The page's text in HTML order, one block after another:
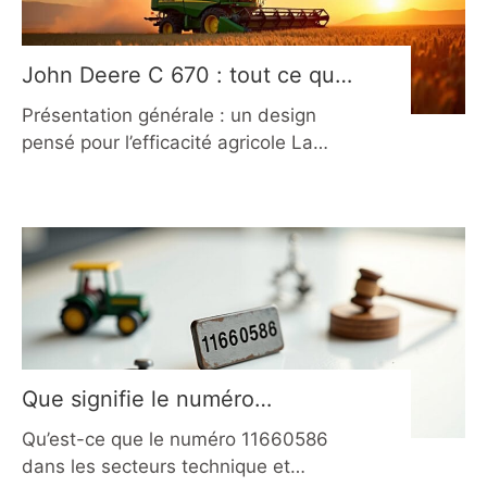
des tracteurs Fournir des
John Deere C 670 : tout ce que
vous devez savoir sur cette
moissonneuse-batteuse
Présentation générale : un design
pensé pour l’efficacité agricole La
batteuses hybrides conçues pour
allier puissance, fiabilité et
polyvalence. Développée entre 2008
et 2012, cette machine s’inscrit dans
la série C de John Deere, connue pour
son architecture à double rotor
longitudinal. Ce choix technique
permet un
Que signifie le numéro
11660586 pour une entreprise
en 2026 ?
Qu’est-ce que le numéro 11660586
dans les secteurs technique et